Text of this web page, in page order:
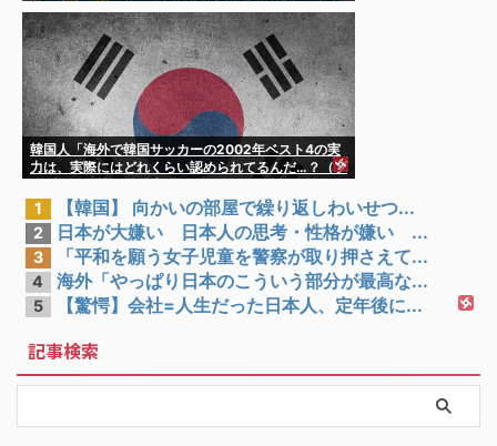
韓国人「海外で韓国サッカーの2002年ベスト4の実
力は、実際にはどれくらい認められてるんだ…？（ブ
1 【韓国】 向かいの部屋で繰り返しわいせつ...
2 日本が大嫌い 日本人の思考・性格が嫌い ...
3 「平和を願う女子児童を警察が取り押さえて...
4 海外「やっぱり日本のこういう部分が最高な...
5 【驚愕】会社=人生だった日本人、定年後に...
記事検索